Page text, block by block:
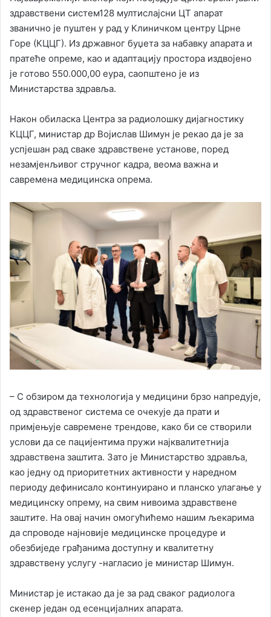
здравствени систем128 мултислајсни ЦТ апарат
званично је пуштен у рад у Клиничком центру Црне
Горе (КЦЦГ). Из државног буџета за набавку апарата и
пратеће опреме, као и адаптацију простора издвојено
је готово 550.000,00 еура, саопштено је из
Министарства здравља.
Након обиласка Центра за радиолошку дијагностику
КЦЦГ, министар др Војислав Шимун је рекао да је за
успјешан рад сваке здравствене установе, поред
незамјенљивог стручног кадра, веома важна и
савремена медицинска опрема.
– С обзиром да технологија у медицини брзо напредује,
од здравственог система се очекује да прати и
примјењује савремене трендове, како би се створили
услови да се пацијентима пружи најквалитетнија
здравствена заштита. Зато је Министарство здравља,
као једну од приоритетних активности у наредном
периоду дефинисало континуирано и планско улагање у
медицинску опрему, на свим нивоима здравствене
заштите. На овај начин омогућићемо нашим љекарима
да спроводе најновије медицинске процедуре и
обезбиједе грађанима доступну и квалитетну
здравствену услугу -нагласио је министар Шимун.
Министар је истакао да је за рад сваког радиолога
скенер један од есенцијалних апарата.